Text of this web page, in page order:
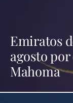
Emiratos
agosto
Mahoma